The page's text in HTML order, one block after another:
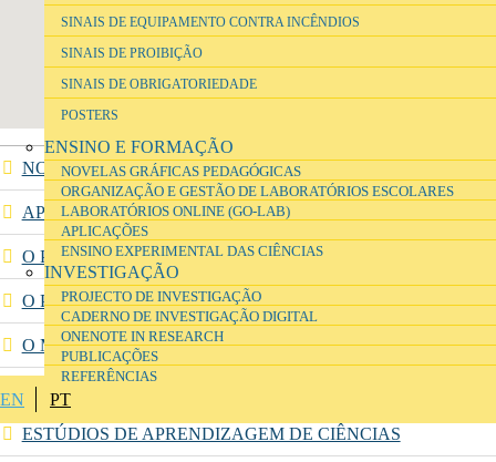
SINAIS DE EQUIPAMENTO CONTRA INCÊNDIOS
SINAIS DE PROIBIÇÃO
SINAIS DE OBRIGATORIEDADE
POSTERS
ENSINO E FORMAÇÃO
NOVELAS GRÁFICAS PEDAGÓGICAS
ORGANIZAÇÃO E GESTÃO DE LABORATÓRIOS ESCOLARES
LABORATÓRIOS ONLINE (GO-LAB)
APLICAÇÕES
ENSINO EXPERIMENTAL DAS CIÊNCIAS
INVESTIGAÇÃO
PROJECTO DE INVESTIGAÇÃO
CADERNO DE INVESTIGAÇÃO DIGITAL
ONENOTE IN RESEARCH
PUBLICAÇÕES
REFERÊNCIAS
EN PT
NOTÍCIAS
APRESENTAÇÃO
O PASSADO
O PROGRAMA DA PARQUE ESCOLAR EPE
O MODELO PROPOSTO PARA O PROGRAMA
LABORATÓRIOS INTERVENCIONADOS
ESTÚDIOS DE APRENDIZAGEM DE CIÊNCIAS